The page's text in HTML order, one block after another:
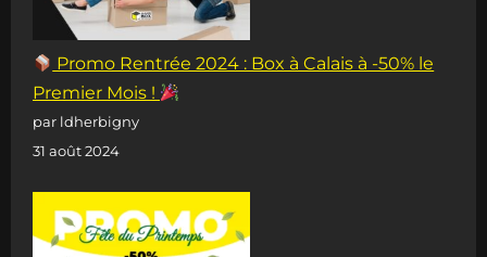
Promo Rentrée 2024 : Box à Calais à -50% le
Premier Mois !
par ldherbigny
31 août 2024